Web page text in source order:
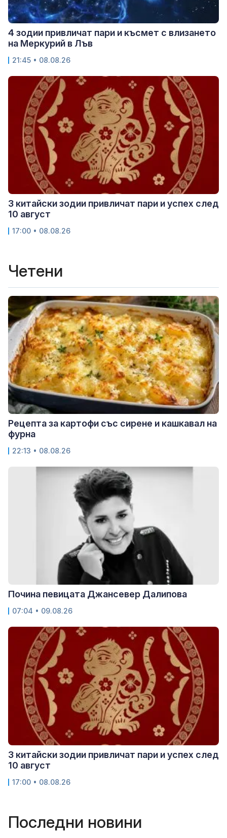
4 зодии привличат пари и късмет с влизането
на Меркурий в Лъв
21:45 • 08.08.26
3 китайски зодии привличат пари и успех след
10 август
17:00 • 08.08.26
Четени
Рецепта за картофи със сирене и кашкавал на
фурна
22:13 • 08.08.26
Почина певицата Джансевер Далипова
07:04 • 09.08.26
3 китайски зодии привличат пари и успех след
10 август
17:00 • 08.08.26
Последни новини